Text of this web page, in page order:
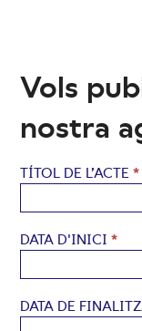
Vols
nostra
Agenda
TÍTOL DE L’ACTE*
DATA D'INICI*
DATA DE